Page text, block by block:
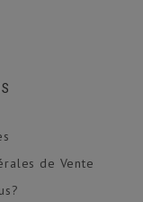
de Vente